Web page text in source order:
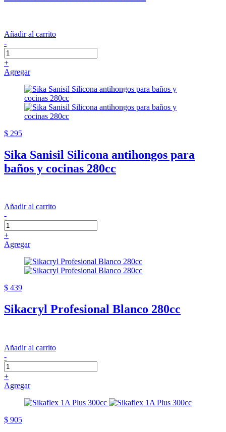
Añadir al carrito
-
+
Agregar
$ 295
Sika Sanisil Silicona antihongos para
baños y cocinas 280cc
Añadir al carrito
-
+
Agregar
$ 439
Sikacryl Profesional Blanco 280cc
Añadir al carrito
-
+
Agregar
$ 905